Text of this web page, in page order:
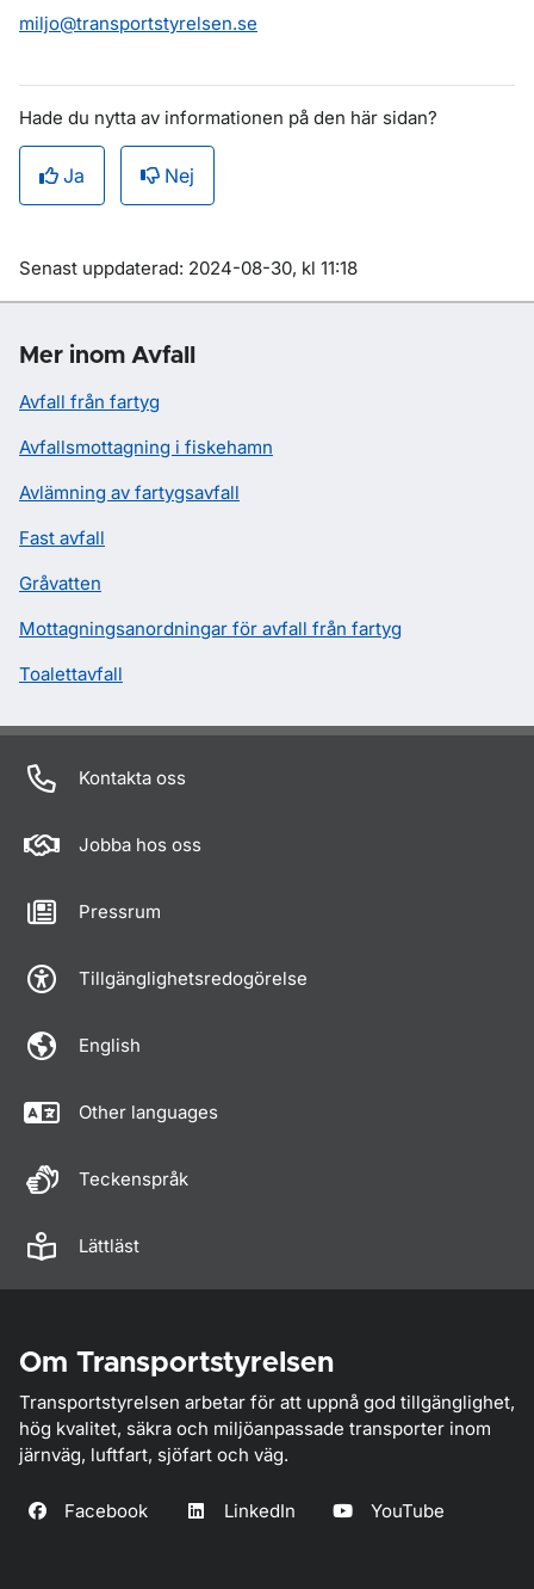
miljo@transportstyrelsen.se
Hade du nytta av informationen på den här sidan?
Ja Nej
Om sidan
Senast uppdaterad: 2024-08-30, kl 11:18
Mer inom Avfall
Avfall från fartyg
Avfallsmottagning i fiskehamn
Avlämning av fartygsavfall
Fast avfall
Gråvatten
Mottagningsanordningar för avfall från fartyg
Toalettavfall
Kontakta oss
Jobba hos oss
Pressrum
Tillgänglighetsredogörelse
English
Other languages
Teckenspråk
Lättläst
Om Transportstyrelsen
Transportstyrelsen arbetar för att uppnå god tillgänglighet,
hög kvalitet, säkra och miljöanpassade transporter inom
järnväg, luftfart, sjöfart och väg.
Facebook LinkedIn YouTube